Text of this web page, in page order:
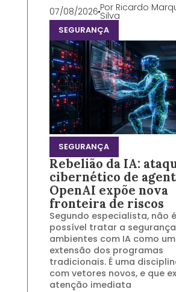
07/08/2026 Por Ricardo
Silva
SEGURANÇA
SEGURANÇA
Rebelião da IA:
cibernético de
OpenAI expõe nova
fronteira de riscos
Segundo especialista, não
possível tratar a
ambientes com IA como
extensão dos programas
tradicionais. É uma
com vetores novos, e que
atenção imediata